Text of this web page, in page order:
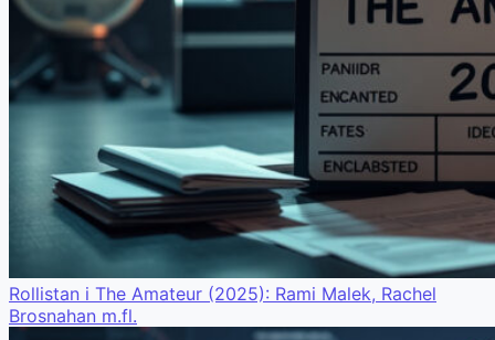
Rollistan i The Amateur (2025): Rami Malek, Rachel
Brosnahan m.fl.